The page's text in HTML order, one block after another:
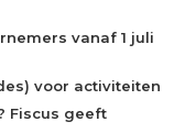
vanaf 1 juli
voor activiteiten
Fiscus geeft